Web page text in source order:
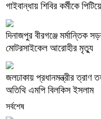
গাইবান্ধায় শিবির কর্মীকে
দিনাজপুর বীরগঞ্জে মর্মান্তিক
মোটরসাইকেল আরোহীর মৃত্যু
জলঢাকায় প্রধানমন্ত্রীর ত্রাণ
অতিথি এমপি বিলকিস ইসলাম
সর্বশেষ